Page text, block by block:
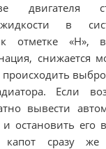
двигателя
в
отметке «H»,
снижается
Если
вывести
остановить его
сразу же